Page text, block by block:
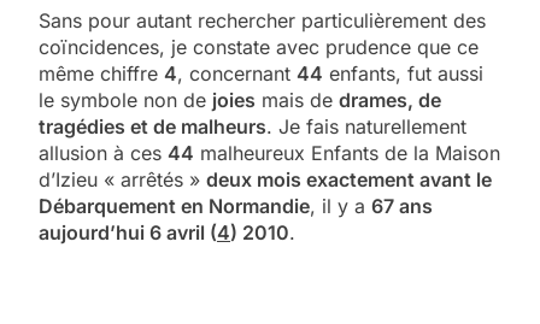
Sans pour autant rechercher particulièrement des
coïncidences, je constate avec prudence que ce
même chiffre 4, concernant 44 enfants, fut aussi
le symbole non de joies mais de drames, de
tragédies et de malheurs. Je fais naturellement
allusion à ces 44 malheureux Enfants de la Maison
d’Izieu « arrêtés » deux mois exactement avant le
Débarquement en Normandie, il y a 67 ans
aujourd’hui 6 avril (4) 2010.